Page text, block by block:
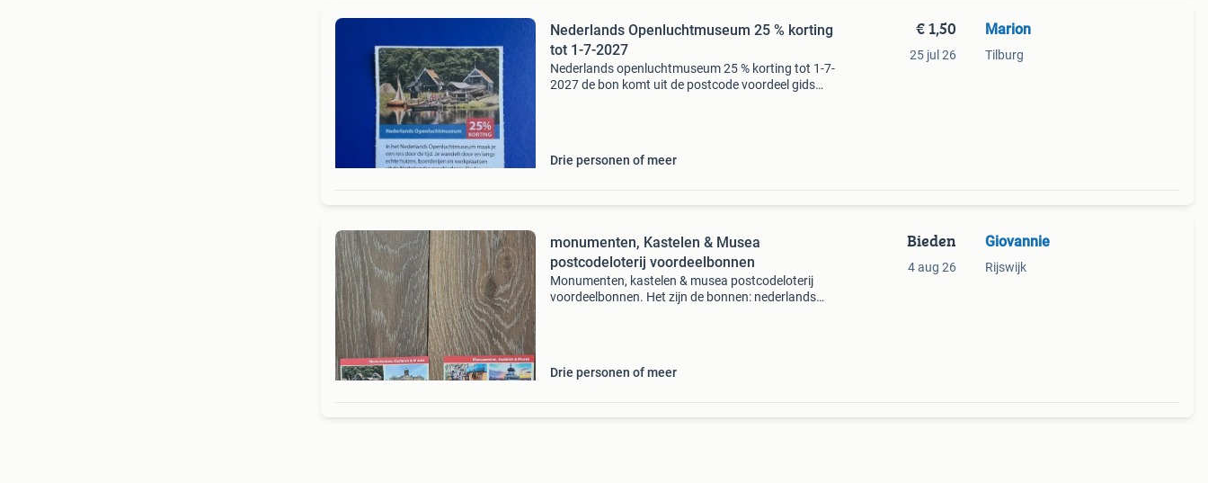
Nederlands Openluchtmuseum 25 % korting
tot 1-7-2027
Nederlands openluchtmuseum 25 % korting tot 1-7-
2027 de bon komt uit de postcode voordeel gids
Drie personen of meer
€ 1,50
25 jul 26
Marion
Tilburg
monumenten, Kastelen & Musea
postcodeloterij voordeelbonnen
Monumenten, kastelen & musea postcodeloterij
voordeelbonnen. Het zijn de bonnen: nederlands
Drie personen of meer
Bieden
4 aug 26
Giovannie
Rijswijk